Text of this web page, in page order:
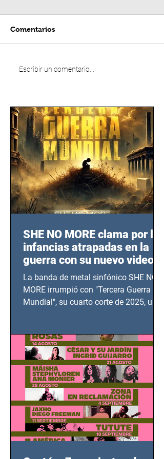
Comentarios
Escribir un comentario...
SHE NO MORE clama por las
infancias atrapadas en la
guerra con su nuevo video
TERCERA GUERRA
MUNDIAL
La banda de metal sinfónico SHE NO
MORE irrumpió con "Tercera Guerra
Mundial", su cuarto corte de 2025, un
bélicos.